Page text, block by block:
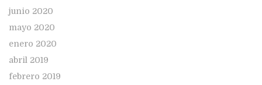
junio 2020
mayo 2020
enero 2020
abril 2019
febrero 2019